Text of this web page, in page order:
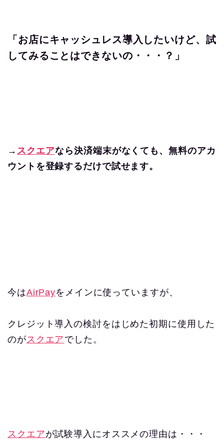
「お店にキャッシュレス導入したいけど、試
してみることはできないの・・・？ 」
→ スクエアなら決済端末がなくても、無料のアカ
ウントを登録するだけで試せます。
今はAirPayをメインに使っていますが、
クレジット導入の検討をはじめた初期に使用した
のがスクエア でした。
スクエアが試験導入にオススメの理由は・・・